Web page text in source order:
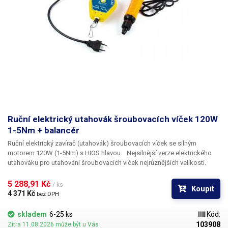
Ruční elektrický utahovák šroubovacích víček 120W
1-5Nm + balancér
Ruční elektrický zavírač (utahovák) šroubovacích víček se silným
motorem 120W (1-5Nm) s HIOS hlavou. Nejsilnější verze elektrického
utahováku pro utahování šroubovacích víček nejrůznějších velikostí.
již vlastníte nebo si chcete k utahováku zakoupit adaptéry zvlášť přesně
dle vašich potřeb.
lze velmi rychle a
pohodlně utahovat víčka o průměru 5-110mm na stejnou nastavenou sílu
utáhnutí. Utahovačka víček má plynulou regulaci kroutícího momentu 1-
5Nm. Při dosažení požadovaného kroutícího momentu je slyšet zřetelné
5 288,91 Kč / ks
4 371 Kč bez DPH
Koupit
skladem 6-25 ks
Zítra 11.08.2026 může být u Vás
Kód:
103908